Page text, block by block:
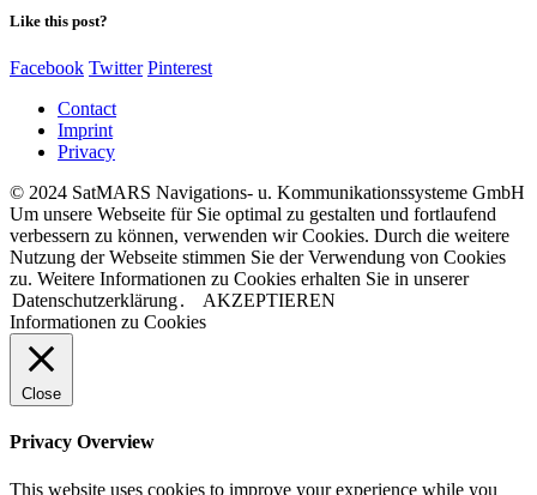
Like this post?
Facebook Twitter Pinterest
Contact
Imprint
Privacy
© 2024 SatMARS Navigations- u. Kommunikationssysteme GmbH
Um unsere Webseite für Sie optimal zu gestalten und fortlaufend
verbessern zu können, verwenden wir Cookies. Durch die weitere
Nutzung der Webseite stimmen Sie der Verwendung von Cookies
zu. Weitere Informationen zu Cookies erhalten Sie in unserer
Datenschutzerklärung.
AKZEPTIEREN
Informationen zu Cookies
Close
Privacy Overview
This website uses cookies to improve your experience while you